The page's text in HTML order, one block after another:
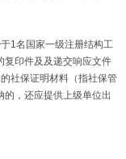
1名国家一级注册结构工
复印件及及递交响应文件
社保证明材料（指社保管
，还应提供上级单位出